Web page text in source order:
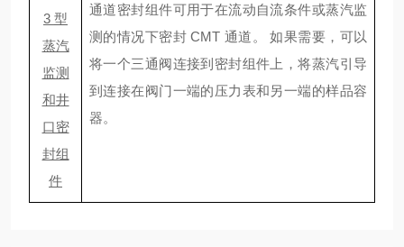
3 型
蒸汽
监测
和井
口密
封组
件
通道密封组件可用于在流动自流条件或蒸汽监
测的情况下密封CMT 通道。
如果需要，可以
将一个三通阀连接到密封组件上，将蒸汽引导
到连接在阀门一端的压力表和另一端的样品容
器。